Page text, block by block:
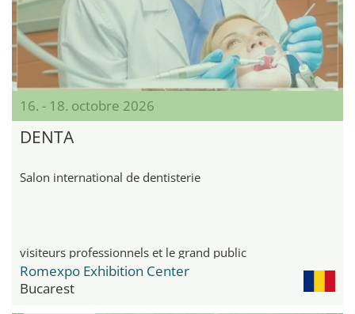
16. - 18. octobre 2026
DENTA
Salon international de dentisterie
visiteurs professionnels et le grand public
Romexpo Exhibition Center
Bucarest